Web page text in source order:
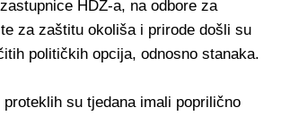
HDZ-a, na odbore za
za zaštitu okoliša i prirode došli su
političkih opcija, odnosno stanaka.
su tjedana imali poprilično